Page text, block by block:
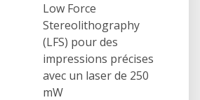
Low Force
Stereolithography
(LFS) pour des
impressions précises
avec un laser de 250
mW